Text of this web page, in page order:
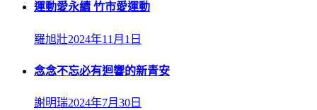
運動愛永續 竹市愛運動
羅旭壯2024年11月1日
念念不忘必有迴響的新青安
謝明瑞2024年7月30日